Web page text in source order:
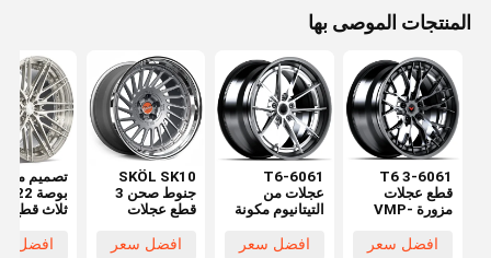
المنتجات الموصى بها
6061-T6 3
قطع عجلات
مزورة VMP-
افضل سعر
T6-6061
عجلات من
التيتانيوم مكونة
افضل سعر
SKÖL SK10
جنوط صحن 3
قطع عجلات
911992997
افضل سعر
ثلاث قطع
الفضاء
افضل